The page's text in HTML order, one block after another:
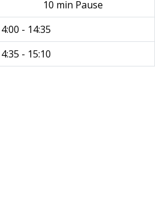
10 min Pause
- 14:35
- 15:10